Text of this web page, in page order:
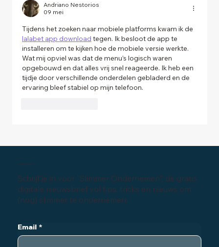
Andriano Nestorios
09 mei
Tijdens het zoeken naar mobiele platforms kwam ik de
lalabet app download tegen. Ik besloot de app te
installeren om te kijken hoe de mobiele versie werkte.
Wat mij opviel was dat de menu’s logisch waren
opgebouwd en dat alles vrij snel reageerde. Ik heb een
tijdje door verschillende onderdelen gebladerd en de
ervaring bleef stabiel op mijn telefoon.
Inschrijven digitale nieuwsbrief
Schrijf je in voor "Slimmer Ondernemen", de gratis
digitale nieuwsbrief vol tips, tricks en nieuws om
(nog) slimmer te ondernemen:
Email *